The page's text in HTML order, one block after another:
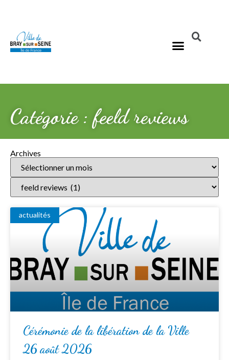
Catégorie : feeld reviews
Archives
actualités
Cérémonie de la libération de la Ville
26 août 2026